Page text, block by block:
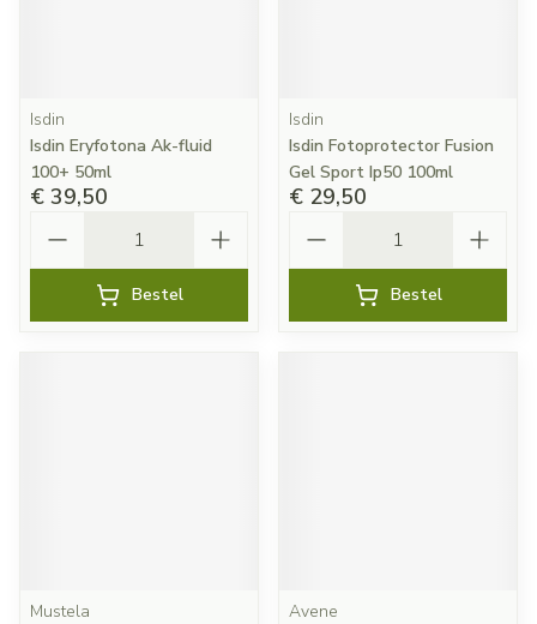
Isdin
Isdin Eryfotona Ak-fluid
100+ 50ml
€ 39,50
Bestel
Isdin
Isdin Fotoprotector Fusion
Gel Sport Ip50 100ml
€ 29,50
Bestel
Mustela
Avene